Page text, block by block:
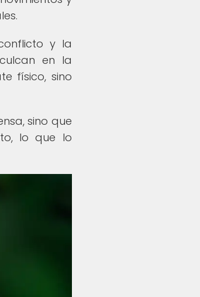
y la
en la
físico, sino
sino que
lo que lo